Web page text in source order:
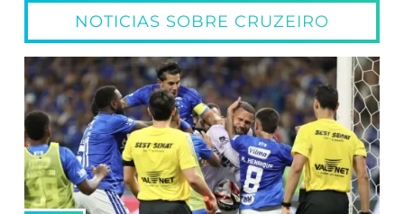
NOTICIAS SOBRE CRUZEIRO